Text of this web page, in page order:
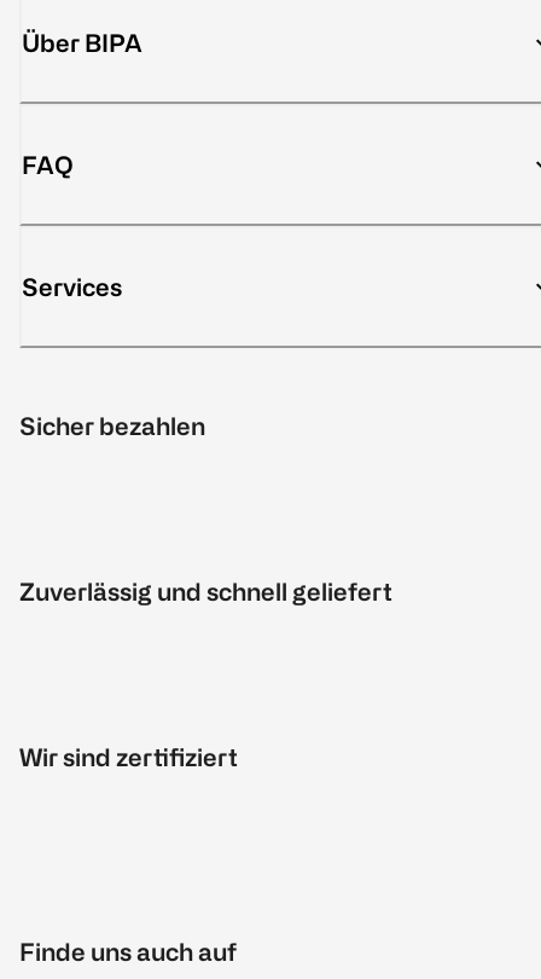
Über BIPA
FAQ
Services
Sicher bezahlen
Zuverlässig und schnell geliefert
Wir sind zertifiziert
Finde uns auch auf